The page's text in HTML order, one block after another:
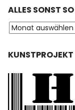
ALLES SONST
KUNSTPROJEKT